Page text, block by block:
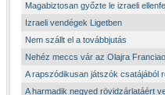
Magabiztosan győzte le izraeli
Izraeli vendégek Ligetben
Nem szállt el a továbbjutás
Nehéz meccs vár az Olajra
A rapszódikusan játszók csatájából
A harmadik negyed rövidzárlatáért